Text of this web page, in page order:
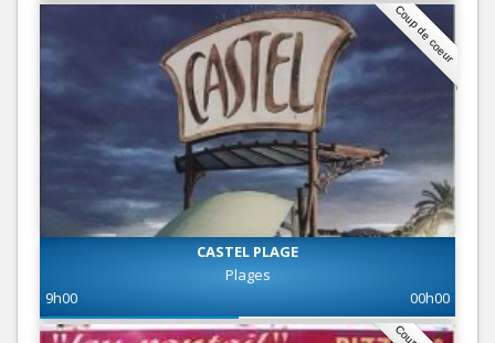
Coup de coeur
CASTEL PLAGE
Plages
9h00
00h00